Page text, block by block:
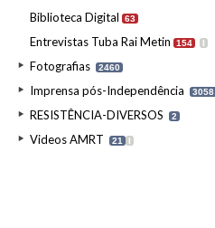
Biblioteca Digital 63
Entrevistas Tuba Rai Metin 154 I
Fotografias 2460
Imprensa pós-Independência 3058
RESISTÊNCIA-DIVERSOS 2
Videos AMRT 21 I